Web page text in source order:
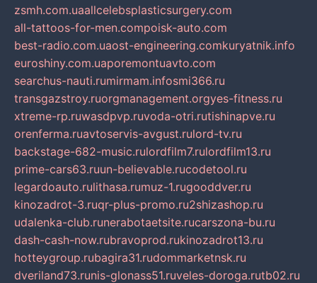
zsmh.com.uaallcelebsplasticsurgery.com
all-tattoos-for-men.compoisk-auto.com
best-radio.com.uaost-engineering.comkuryatnik.info
euroshiny.com.uaporemontuavto.com
searchus-nauti.rumirmam.infosmi366.ru
transgazstroy.ruorgmanagement.orgyes-fitness.ru
xtreme-rp.ruwasdpvp.ruvoda-otri.rutishinapve.ru
orenferma.ruavtoservis-avgust.rulord-tv.ru
backstage-682-music.rulordfilm7.rulordfilm13.ru
prime-cars63.ruun-believable.rucodetool.ru
legardoauto.rulithasa.rumuz-1.rugooddver.ru
kinozadrot-3.ruqr-plus-promo.ru2shizashop.ru
udalenka-club.runerabotaetsite.rucarszona-bu.ru
dash-cash-now.rubravoprod.rukinozadrot13.ru
hotteygroup.rubagira31.rudommarketnsk.ru
dveriland73.runis-glonass51.ruveles-doroga.rutb02.ru